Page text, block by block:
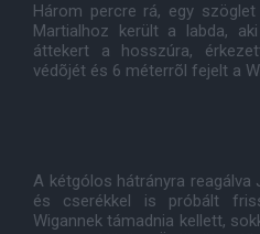
Három percre rá, egy
Martialhoz került a labda,
áttekert a hosszúra,
védõjét és 6 méterrõl fejelt a
A kétgólos hátrányra
és cserékkel is próbált
Wigannek támadnia kellett,